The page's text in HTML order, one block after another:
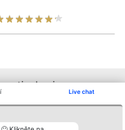
Live chat
z kraje
Vítězové